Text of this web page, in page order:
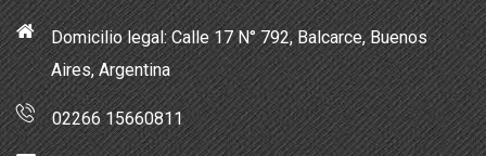
Domicilio legal: Calle 17 N° 792, Balcarce, Buenos
Aires, Argentina
02266 15660811